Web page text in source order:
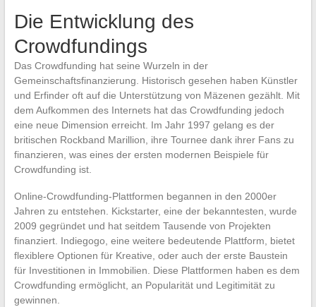
Die Entwicklung des
Crowdfundings
Das Crowdfunding hat seine Wurzeln in der
Gemeinschaftsfinanzierung. Historisch gesehen haben Künstler
und Erfinder oft auf die Unterstützung von Mäzenen gezählt. Mit
dem Aufkommen des Internets hat das Crowdfunding jedoch
eine neue Dimension erreicht. Im Jahr 1997 gelang es der
britischen Rockband Marillion, ihre Tournee dank ihrer Fans zu
finanzieren, was eines der ersten modernen Beispiele für
Crowdfunding ist.
Online-Crowdfunding-Plattformen begannen in den 2000er
Jahren zu entstehen. Kickstarter, eine der bekanntesten, wurde
2009 gegründet und hat seitdem Tausende von Projekten
finanziert. Indiegogo, eine weitere bedeutende Plattform, bietet
flexiblere Optionen für Kreative, oder auch der erste Baustein
für Investitionen in Immobilien. Diese Plattformen haben es dem
Crowdfunding ermöglicht, an Popularität und Legitimität zu
gewinnen.